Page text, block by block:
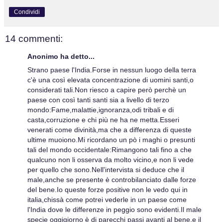
Condividi
14 commenti:
Anonimo ha detto...
Strano paese l'India.Forse in nessun luogo della terra
c'è una così elevata concentrazione di uomini santi,o
considerati tali.Non riesco a capire però perchè un
paese con così tanti santi sia a livello di terzo
mondo:Fame,malattie,ignoranza,odi tribali e di
casta,corruzione e chi più ne ha ne metta.Esseri
venerati come divinità,ma che a differenza di queste
ultime muoiono.Mi ricordano un pò i maghi o presunti
tali del mondo occidentale:Rimangono tali fino a che
qualcuno non li osserva da molto vicino,e non li vede
per quello che sono.Nell'intervista si deduce che il
male,anche se presente è controbilanciato dalle forze
del bene.Io queste forze positive non le vedo qui in
italia,chissà come potrei vederle in un paese come
l'India dove le differenze in peggio sono evidenti.Il male
specie oggigiorno è di parecchi passi avanti al bene,e il